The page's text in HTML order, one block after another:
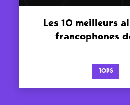
Les 10 meilleurs
francophones
TOPS